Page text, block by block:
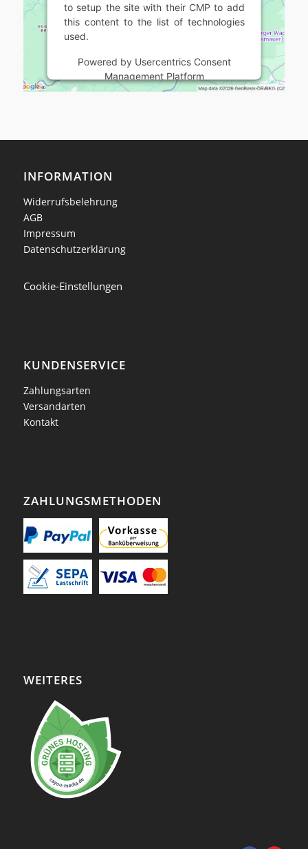
to setup the site with their CMP to add
this content to the list of technologies
used.
Powered by Usercentrics Consent
Management Platform
INFORMATION
Widerrufsbelehrung
AGB
Impressum
Datenschutzerklärung
Cookie-Einstellungen
KUNDENSERVICE
Zahlungsarten
Versandarten
Kontakt
ZAHLUNGSMETHODEN
WEITERES